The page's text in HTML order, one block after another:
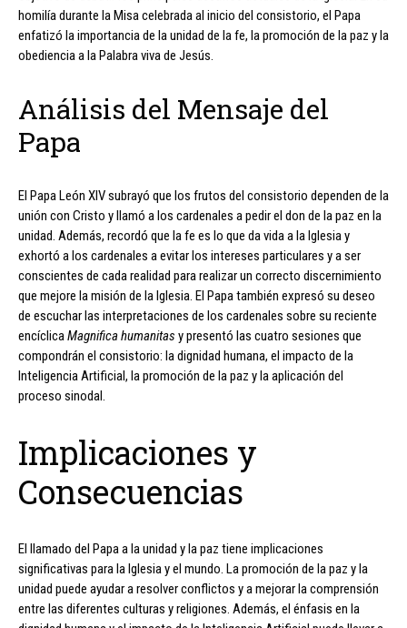
homilía durante la Misa celebrada al inicio del consistorio, el Papa
enfatizó la importancia de la unidad de la fe, la promoción de la paz y la
obediencia a la Palabra viva de Jesús.
Análisis del Mensaje del
Papa
El Papa León XIV subrayó que los frutos del consistorio dependen de la
unión con Cristo y llamó a los cardenales a pedir el don de la paz en la
unidad. Además, recordó que la fe es lo que da vida a la Iglesia y
exhortó a los cardenales a evitar los intereses particulares y a ser
conscientes de cada realidad para realizar un correcto discernimiento
que mejore la misión de la Iglesia. El Papa también expresó su deseo
de escuchar las interpretaciones de los cardenales sobre su reciente
encíclicaMagnifica humanitas y presentó las cuatro sesiones que
compondrán el consistorio: la dignidad humana, el impacto de la
Inteligencia Artificial, la promoción de la paz y la aplicación del
proceso sinodal.
Implicaciones y
Consecuencias
El llamado del Papa a la unidad y la paz tiene implicaciones
significativas para la Iglesia y el mundo. La promoción de la paz y la
unidad puede ayudar a resolver conflictos y a mejorar la comprensión
entre las diferentes culturas y religiones. Además, el énfasis en la